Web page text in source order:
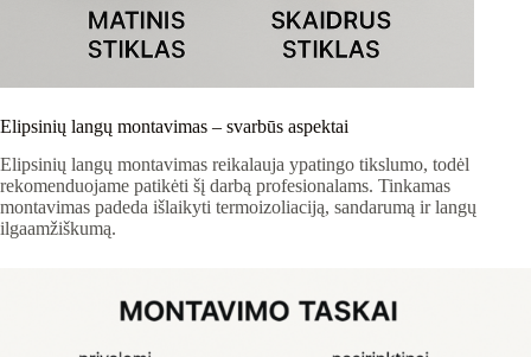
Elipsinių langų montavimas – svarbūs aspektai
Elipsinių langų montavimas reikalauja ypatingo tikslumo, todėl
rekomenduojame patikėti šį darbą profesionalams. Tinkamas
montavimas padeda išlaikyti termoizoliaciją, sandarumą ir langų
ilgaamžiškumą.